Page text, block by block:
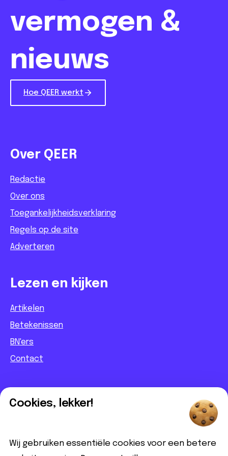
vermogen &
nieuws
Hoe QEER werkt
Over QEER
Redactie
Over ons
Toegankelijkheidsverklaring
Regels op de site
Adverteren
Lezen en kijken
Artikelen
Betekenissen
BN'ers
Contact
Informatief
Partnerbijdrage
Disclaimer
Cookies, lekker!
Wij gebruiken essentiële cookies voor een betere